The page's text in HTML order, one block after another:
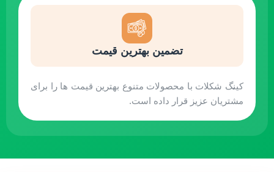
تضمین بهترین قیمت
کینگ شکلات با محصولات متنوع بهترین قیمت ها را برای
مشتریان عزیز قرار داده است.